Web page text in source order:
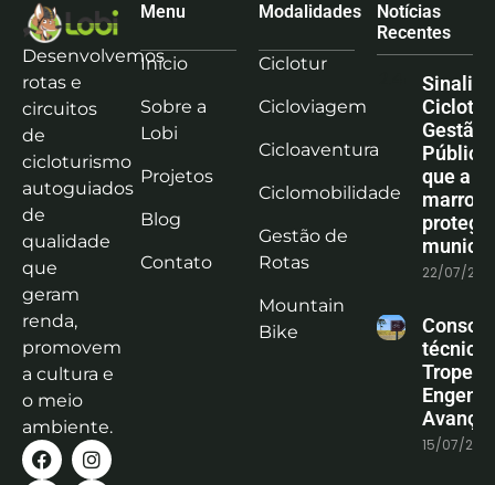
Desenvolvemos
rotas e
circuitos
de
cicloturismo
autoguiados
de
qualidade
que
geram
renda,
promovem
a cultura e
o meio
ambiente.
Menu
Início
Sobre a
Lobi
Projetos
Blog
Contato
Modalidades
Ciclotur
Cicloviagem
Cicloaventura
Ciclomobilidade
Gestão de
Rotas
Mountain
Bike
Notícias
Recentes
Gestão
que a
marrom
protege
22/07/
técnica
15/07/